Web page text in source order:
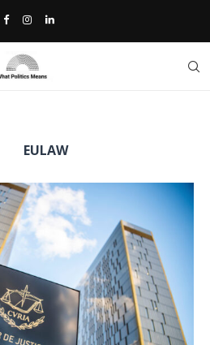
EULAW